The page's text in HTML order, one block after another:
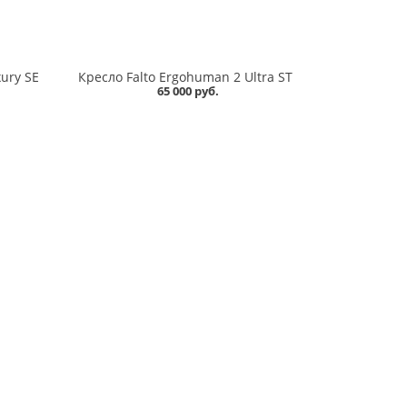
SE Кресло Falto Ergohuman 2 Ultra ST
65 000 руб.